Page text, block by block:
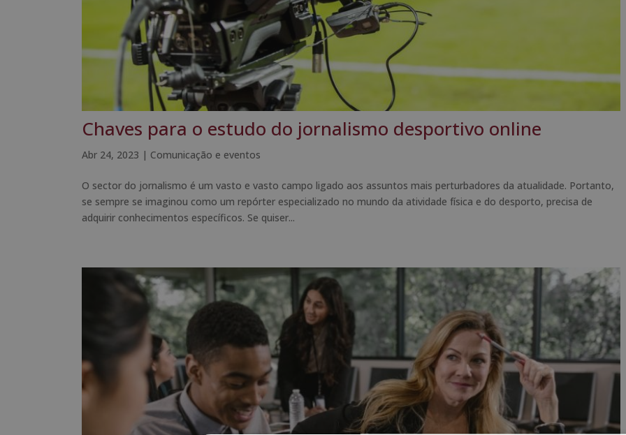
Chaves para o estudo do jornalismo desportivo online
Abr 24, 2023 | Comunicação e eventos
O sector do jornalismo é um vasto e vasto campo ligado aos assuntos mais perturbadores da atualidade. Portanto,
se sempre se imaginou como um repórter especializado no mundo da atividade física e do desporto, precisa de
adquirir conhecimentos específicos. Se quiser...